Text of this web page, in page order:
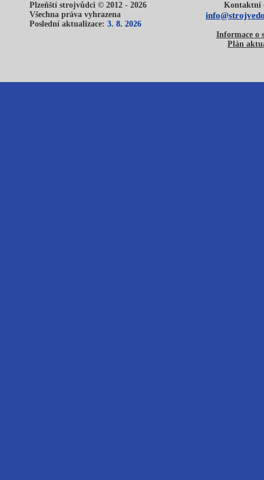
Plzeňští strojvůdci © 2012 - 2026
Všechna práva vyhrazena
Poslední aktualizace: 3. 8. 2026
Kontaktní
Informace o
Plán